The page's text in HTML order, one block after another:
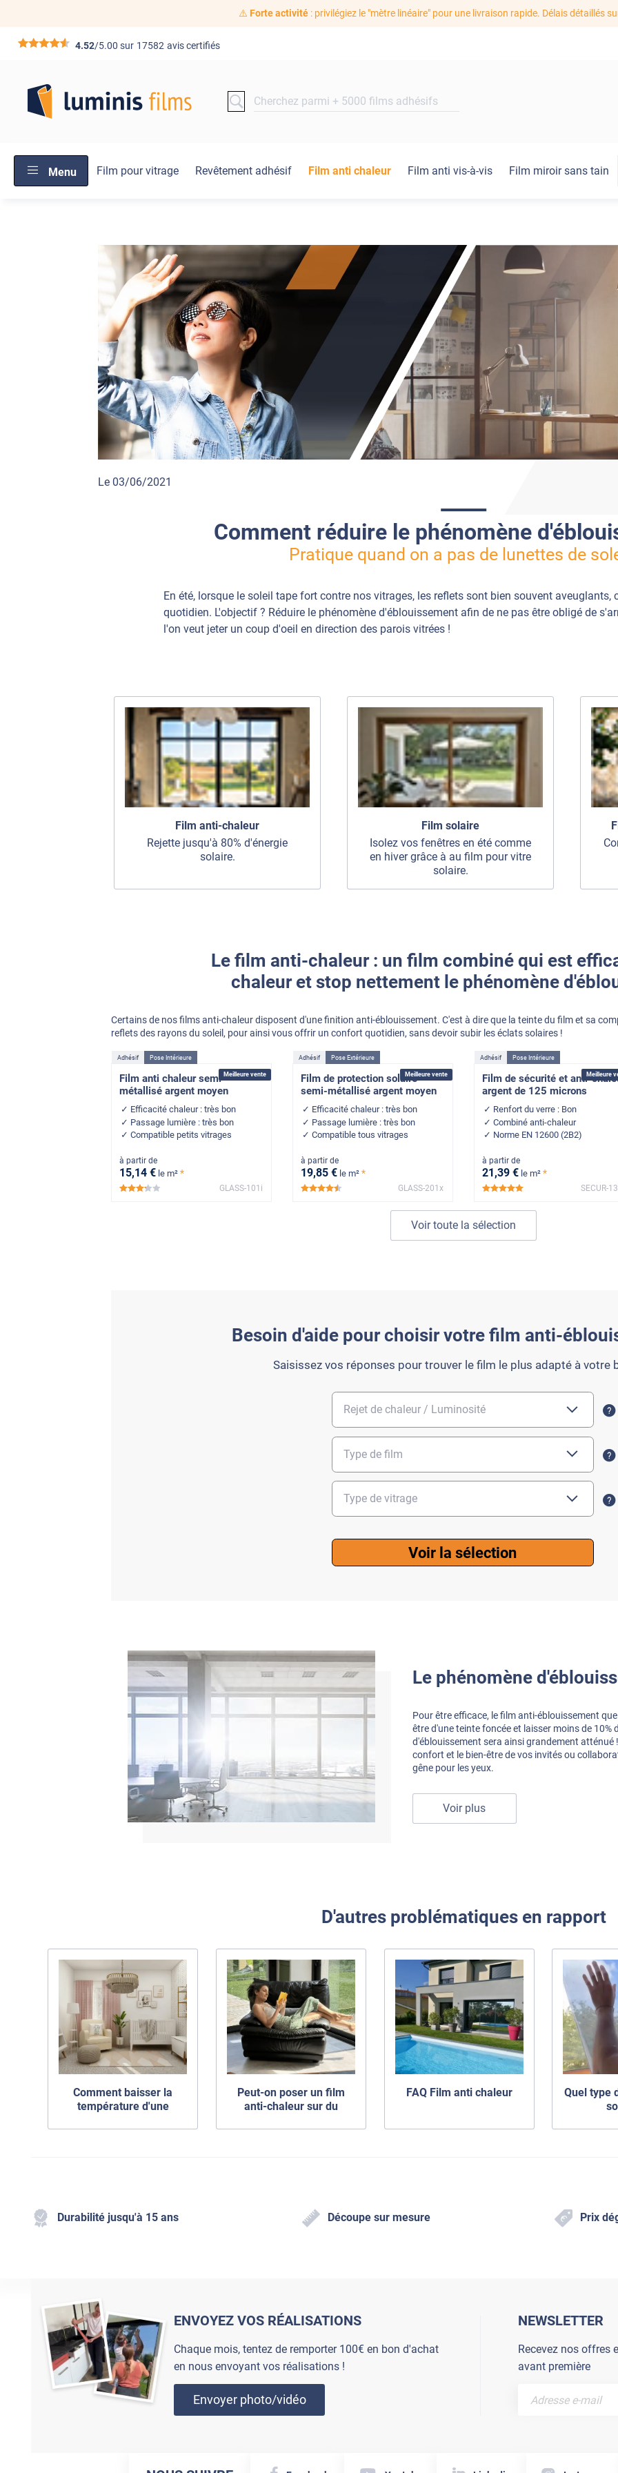
⚠️ Forte activité: privilégiez le "mètre linéaire" pour une livraison rapide. Délais détaillés
*****4.52/5.00 sur 17582 avis certifiés
Menu Film pour vitrage Revêtement adhésif Film anti chaleur Film anti vis-à-vis Film miroir sans tain
Le 03/06/2021
Comment réduire le phénomène
Pratique quand on a pas de lunettes de
En été, lorsque le soleil tape fort contre nos vitrages, les reflets sont bien souvent aveuglants,
quotidien. L'objectif ? Réduire le phénomène d'éblouissement afin de ne pas être obligé de
l'on veut jeter un coup d'oeil en direction des parois vitrées !
Film anti-chaleur
Rejette jusqu'à 80% d'énergie
solaire.
Film solaire
Isolez vos fenêtres en été comme
en hiver grâce à au film pour vitre
solaire.
Le film anti-chaleur : un film combiné qui est
chaleur et stop nettement le phénomène
Certains de nos films anti-chaleur disposent d'une finition anti-éblouissement. C'est à dire que la teinte du film et sa
reflets des rayons du soleil, pour ainsi vous offrir un confort quotidien, sans devoir subir les éclats solaires !
Meilleure vente
Adhésif Pose Intérieure
Film anti chaleur semi-
métallisé argent moyen
Efficacité chaleur : très bon
Passage lumière : très bon
Compatible petits vitrages
à partir de
15,14 € le m² *
*****
GLASS-101i
Meilleure vente
Adhésif Pose Extérieure
Film de protection solaire
semi-métallisé argent moyen
Efficacité chaleur : très bon
Passage lumière : très bon
Compatible tous vitrages
à partir de
19,85 € le m² *
*****
GLASS-201x
Meilleure
Adhésif Pose Intérieure
Film de sécurité et anti-
argent de 125 microns
Renfort du verre : Bon
Combiné anti-chaleur
Norme EN 12600 (2B2)
à partir de
21,39 € le m² *
*****
SECUR-
Voir toute la sélection
Besoin d'aide pour choisir votre film anti-
Saisissez vos réponses pour trouver le film le plus adapté à votre
Voir la sélection
Le phénomène
Pour être efficace, le film anti-éblouissement
être d'une teinte foncée et laisser moins de 10%
d'éblouissement sera ainsi grandement atténué
confort et le bien-être de vos invités ou
gêne pour les yeux.
Voir plus
D'autres problématiques en rapport
Comment baisser la
température d'une
d’Alice
Peut-on poser un film
anti-chaleur sur du
Explications et
FAQ Film anti chaleur
Quel type
Durabilité jusqu'à 15 ans Découpe sur mesure Prix
ENVOYEZ VOS RÉALISATIONS
Chaque mois, tentez de remporter 100€ en bon d'achat
en nous envoyant vos réalisations !
Envoyer photo/vidéo
NEWSLETTER
Recevez nos offres
avant première